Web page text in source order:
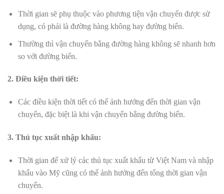
Thời gian sẽ phụ thuộc vào phương tiện vận chuyển được sử
dụng, có phải là đường hàng không hay đường biển.
Thường thì vận chuyển bằng đường hàng không sẽ nhanh hơn
so với đường biển.
2. Điều kiện thời tiết:
Các điều kiện thời tiết có thể ảnh hưởng đến thời gian vận
chuyển, đặc biệt là khi vận chuyển bằng đường biển.
3. Thủ tục xuất nhập khẩu:
Thời gian để xử lý các thủ tục xuất khẩu từ Việt Nam và nhập
khẩu vào Mỹ cũng có thể ảnh hưởng đến tổng thời gian vận
chuyển.